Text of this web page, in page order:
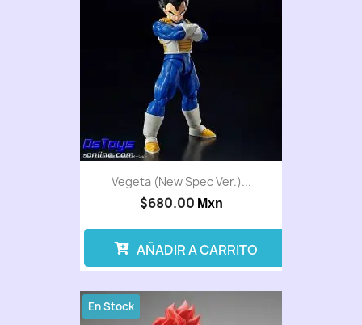
Vegeta (New Spec Ver.)...
$680.00 Mxn
AÑADIR A CARRITO
En Stock